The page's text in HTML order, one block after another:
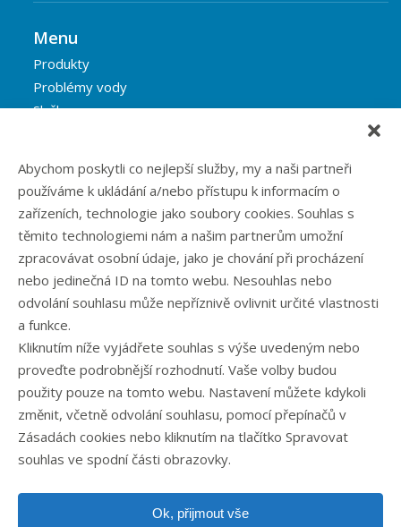
Abychom poskytli co nejlepší služby, my a naši partneři
používáme k ukládání a/nebo přístupu k informacím o
zařízeních, technologie jako soubory cookies. Souhlas s
těmito technologiemi nám a našim partnerům umožní
zpracovávat osobní údaje, jako je chování při procházení
nebo jedinečná ID na tomto webu. Nesouhlas nebo
odvolání souhlasu může nepříznivě ovlivnit určité vlastnosti
a funkce.
Kliknutím níže vyjádřete souhlas s výše uvedeným nebo
proveďte podrobnější rozhodnutí. Vaše volby budou
použity pouze na tomto webu. Nastavení můžete kdykoli
změnit, včetně odvolání souhlasu, pomocí přepínačů v
Zásadách cookies nebo kliknutím na tlačítko Spravovat
souhlas ve spodní části obrazovky.
Ok, přijmout vše
Menu
Produkty
Problémy vody
Služby
Eshop
Rubriky článků
Články
Podcast
Případové studie
Realizované zakázky
Slovník
Zaměstnání